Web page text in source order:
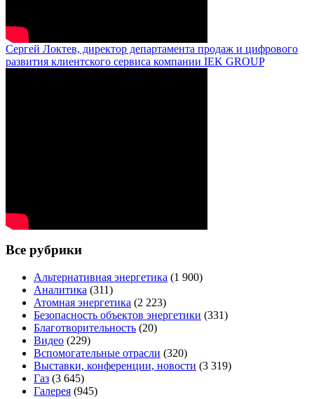
Сергей Локтев, директор департамента продаж и цифрового
развития клиентского сервиса компании IEK GROUP
Все рубрики
Альтернативная энергетика (1 900)
Аналитика (311)
Атомная энергетика (2 223)
Безопасность объектов энергетики (331)
Благотворительность (20)
Видео (229)
Вспомогательные отрасли (320)
Выставки, конференции, новости (3 319)
Газ (3 645)
Галерея (945)